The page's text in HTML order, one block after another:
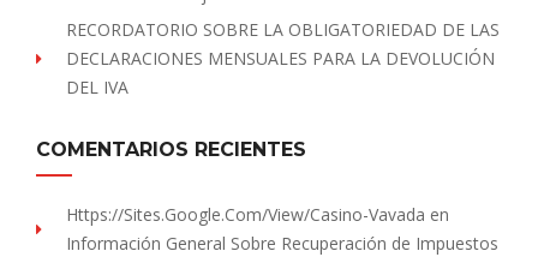
RECORDATORIO SOBRE LA OBLIGATORIEDAD DE LAS
DECLARACIONES MENSUALES PARA LA DEVOLUCIÓN
DEL IVA
COMENTARIOS RECIENTES
Https://sites.Google.com/view/Casino-Vavada en
Información General Sobre Recuperación de Impuestos